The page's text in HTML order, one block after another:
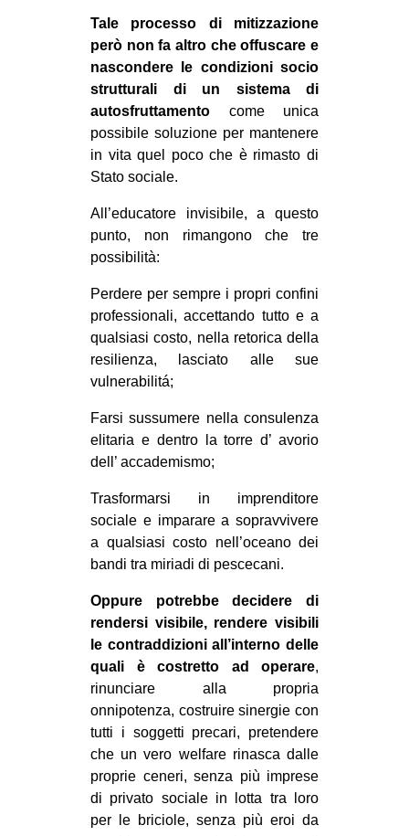
Tale processo di mitizzazione
però non fa altro che offuscare e
nascondere le condizioni socio
strutturali di un sistema di
autosfruttamento come unica
possibile soluzione per mantenere
in vita quel poco che è rimasto di
Stato sociale.
All’educatore invisibile, a questo
punto, non rimangono che tre
possibilità:
Perdere per sempre i propri confini
professionali, accettando tutto e a
qualsiasi costo, nella retorica della
resilienza, lasciato alle sue
vulnerabilitá;
Farsi sussumere nella consulenza
elitaria e dentro la torre d’ avorio
dell’ accademismo;
Trasformarsi in imprenditore
sociale e imparare a sopravvivere
a qualsiasi costo nell’oceano dei
bandi tra miriadi di pescecani.
Oppure potrebbe decidere di
rendersi visibile, rendere visibili
le contraddizioni all’interno delle
quali è costretto ad operare,
rinunciare alla propria
onnipotenza, costruire sinergie con
tutti i soggetti precari, pretendere
che un vero welfare rinasca dalle
proprie ceneri, senza più imprese
di privato sociale in lotta tra loro
per le briciole, senza più eroi da